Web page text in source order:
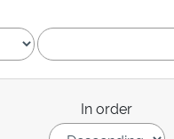
In order